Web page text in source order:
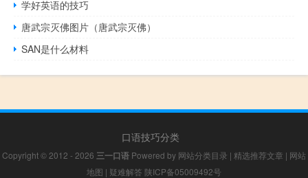
学好英语的技巧
唐武宗灭佛图片（唐武宗灭佛）
SAN是什么材料
口语技巧分类
Copyright © 2012 - 2026 三一口语 Powered by 网站分类目录 | 精选推荐文章 | 网站
地图 | 疑难解答 陕ICP备05009492号